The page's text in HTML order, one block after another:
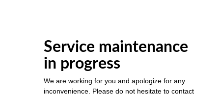
Service maintenance
in progress
We are working for you and apologize for any
inconvenience. Please do not hesitate to contact